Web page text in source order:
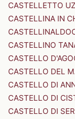
CASTELLETTO
CASTELLINA IN
CASTELLINALDO
CASTELLINO
CASTELLO
CASTELLO DEL
CASTELLO DI
CASTELLO DI
CASTELLO DI